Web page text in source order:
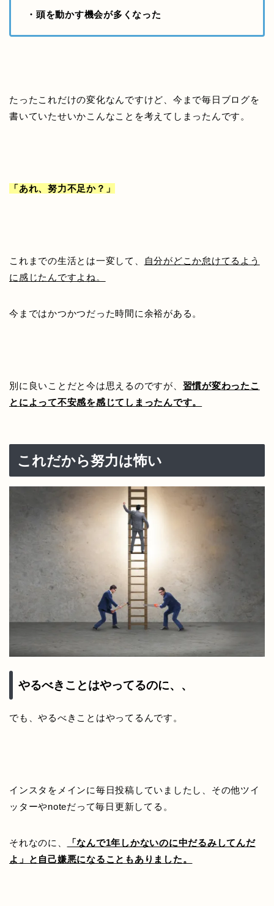
・頭を動かす機会が多くなった
たったこれだけの変化なんですけど、今まで毎日ブログを
書いていたせいかこんなことを考えてしまったんです。
「あれ、努力不足か？」
これまでの生活とは一変して、
自分がどこか怠けてるよう
に感じたんですよね。
今まではかつかつだった時間に余裕がある。
別に良いことだと今は思えるのですが、 習慣が変わったこ
とによって不安感を感じてしまったんです。
これだから努力は怖い
やるべきことはやってるのに、、
でも、やるべきことはやってるんです。
インスタをメインに毎日投稿していましたし、その他ツイ
ッターやnoteだって毎日更新してる。
それなのに、
「なんで1年しかないのに中だるみしてんだ
よ」と 自己嫌悪になることもありました。